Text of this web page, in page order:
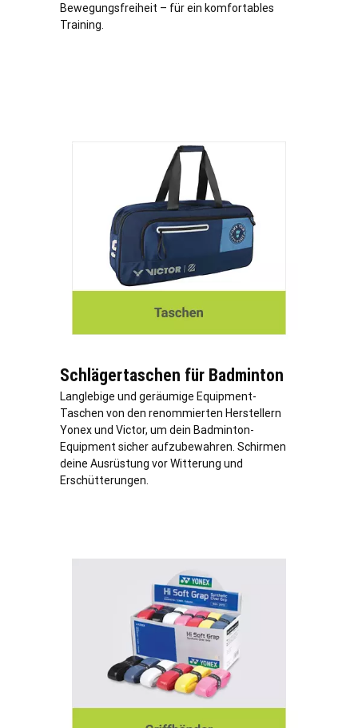
Bewegungsfreiheit – für ein komfortables
Training.
Schlägertaschen für Badminton
Langlebige und geräumige Equipment-
Taschen von den renommierten Herstellern
Yonex und Victor, um dein Badminton-
Equipment sicher aufzubewahren. Schirmen
deine Ausrüstung vor Witterung und
Erschütterungen.